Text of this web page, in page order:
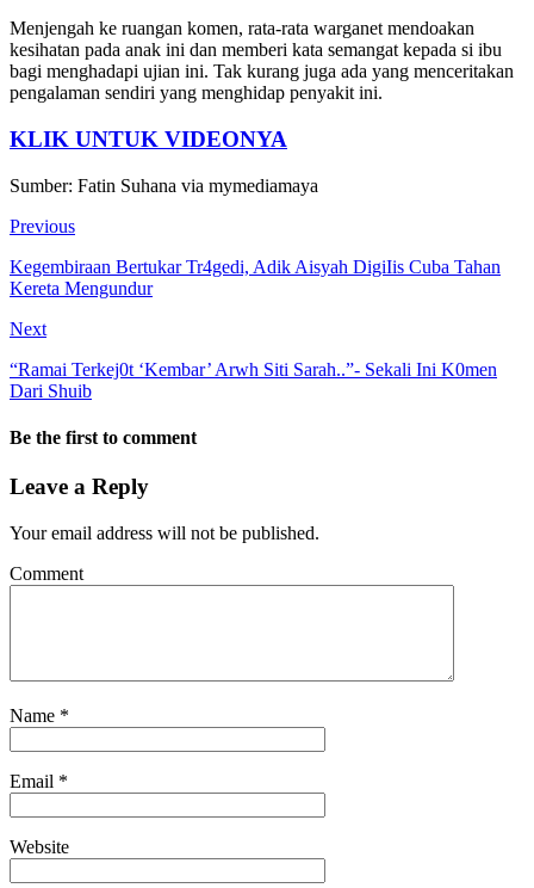
Menjengah ke ruangan komen, rata-rata warganet mendoakan
kesihatan pada anak ini dan memberi kata semangat kepada si ibu
bagi menghadapi ujian ini. Tak kurang juga ada yang menceritakan
pengalaman sendiri yang menghidap penyakit ini.
KLIK UNTUK VIDEONYA
Sumber: Fatin Suhana via mymediamaya
Previous
Kegembiraan Bertukar Tr4gedi, Adik Aisyah DigiIis Cuba Tahan
Kereta Mengundur
Next
“Ramai Terkej0t ‘Kembar’ Arwh Siti Sarah..”- Sekali Ini K0men
Dari Shuib
Be the first to comment
Leave a Reply
Your email address will not be published.
Comment
Name *
Email *
Website